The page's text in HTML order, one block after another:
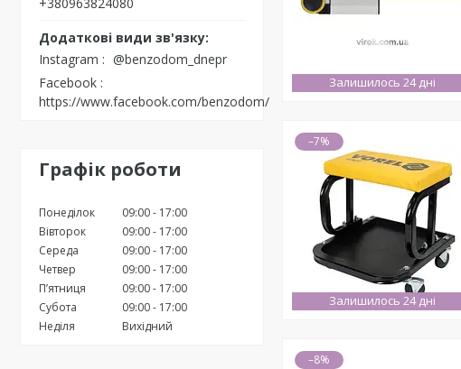
Instagram
@benzodom_dnepr
Facebook
https://www.facebook.com/benzodom/
Графік роботи
Понеділок 09:00
17:00
Вівторок
09:00
17:00
Середа
09:00
17:00
Четвер
09:00
17:00
Пʼятниця
09:00
17:00
Субота
09:00
17:00
Неділя
Вихідний
Залишилось 24 дні
–7%
Залишилось 24 дні
–8%